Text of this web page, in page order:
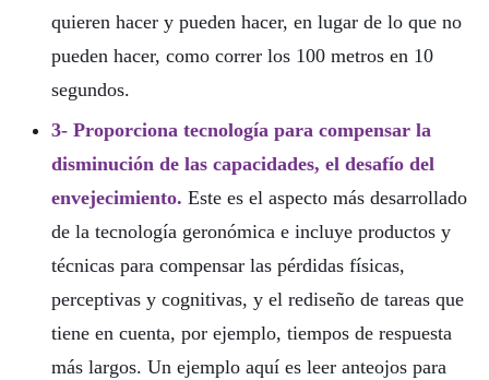
quieren hacer y pueden hacer, en lugar de lo que no
pueden hacer, como correr los 100 metros en 10
segundos.
3- Proporciona tecnología para compensar la
disminución de las capacidades, el desafío del
envejecimiento. Este es el aspecto más desarrollado
de la tecnología geronómica e incluye productos y
técnicas para compensar las pérdidas físicas,
perceptivas y cognitivas, y el rediseño de tareas que
tiene en cuenta, por ejemplo, tiempos de respuesta
más largos. Un ejemplo aquí es leer anteojos para